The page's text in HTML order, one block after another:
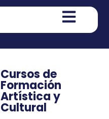
Cursos de
Formación
Artística y
Cultural